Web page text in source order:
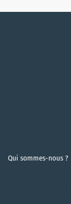
Qui sommes-nous ?